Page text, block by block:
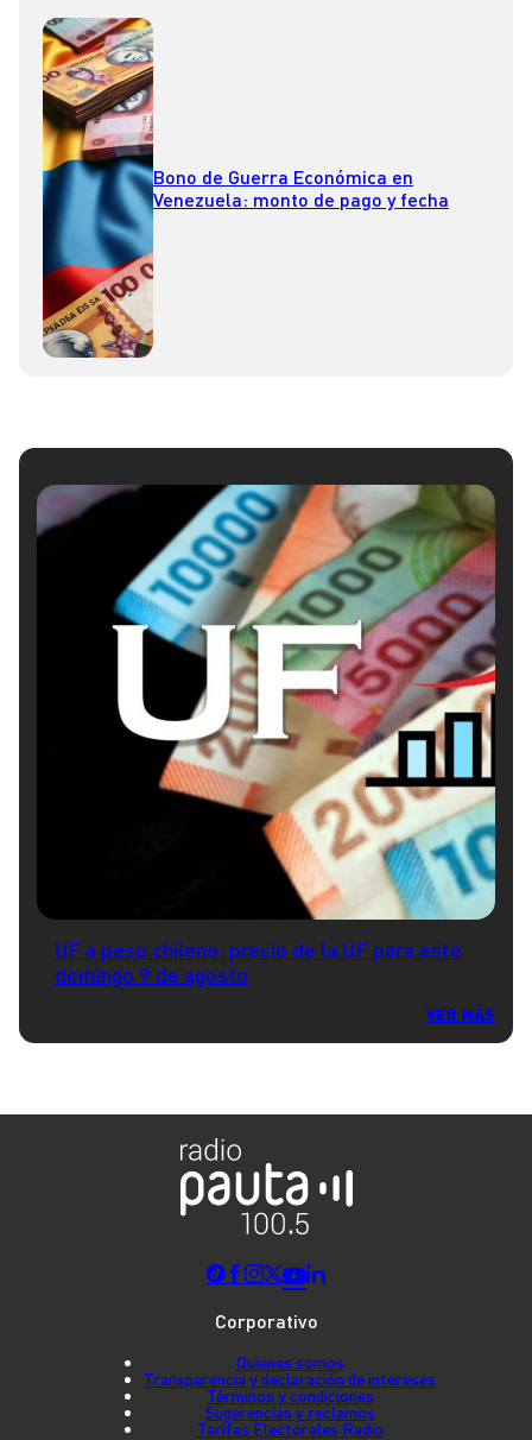
Bono de Guerra Económica en
Venezuela: monto de pago y fecha
UF a peso chileno: precio de la UF para este
domingo 9 de agosto
VER MÁS
Corporativo
Quienes somos
Transparencia y declaración de intereses
Términos y condiciones
Sugerencias y reclamos
Tarifas Electorales Radio